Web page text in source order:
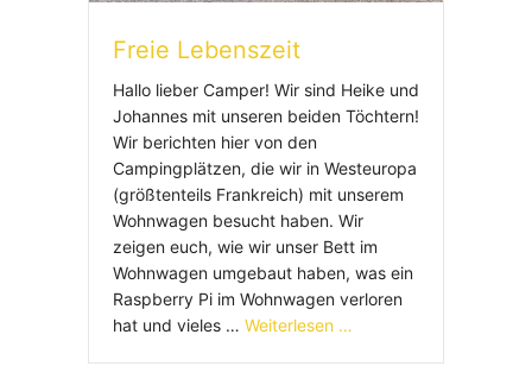
Freie Lebenszeit
Hallo lieber Camper! Wir sind Heike und
Johannes mit unseren beiden Töchtern!
Wir berichten hier von den
Campingplätzen, die wir in Westeuropa
(größtenteils Frankreich) mit unserem
Wohnwagen besucht haben. Wir
zeigen euch, wie wir unser Bett im
Wohnwagen umgebaut haben, was ein
Raspberry Pi im Wohnwagen verloren
hat und vieles … Weiterlesen …